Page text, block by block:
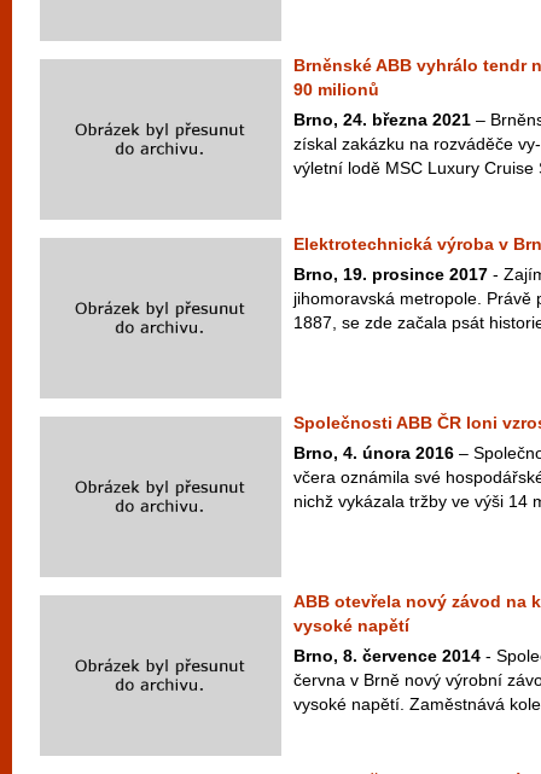
Brněnské ABB vyhrálo tendr
90 milionů
Brno, 24. března 2021 –
získal zakázku na rozváděče
výletní lodě MSC Luxury Cruise
Elektrotechnická výroba v
Brno, 19. prosince 2017 -
jihomoravská metropole. Právě
1887, se zde začala psát
Společnosti ABB ČR loni
Brno, 4. února 2016 –
včera oznámila své
nichž vykázala tržby ve výši 14
ABB otevřela nový závod na
vysoké napětí
Brno, 8. července 2014 -
června v Brně nový výrobní
vysoké napětí. Zaměstnává